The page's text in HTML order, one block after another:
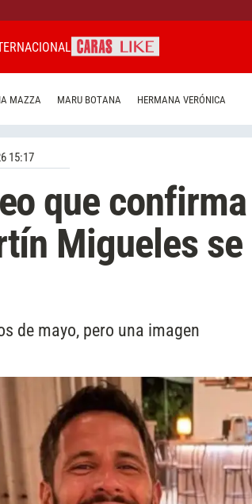
MAZZA MARU BOTANA HERMANA VERÓNICA
15:17
que confirma
Migueles se
de mayo, pero una imagen